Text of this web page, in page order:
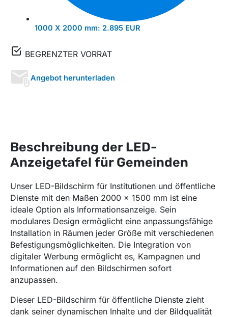
1000 X 2000 mm: 2.895 EUR
BEGRENZTER VORRAT
Angebot herunterladen
Beschreibung der LED-
Anzeigetafel für Gemeinden
Unser LED-Bildschirm für Institutionen und öffentliche
Dienste mit den Maßen 2000 x 1500 mm ist eine
ideale Option als Informationsanzeige. Sein
modulares Design ermöglicht eine anpassungsfähige
Installation in Räumen jeder Größe mit verschiedenen
Befestigungsmöglichkeiten. Die Integration von
digitaler Werbung ermöglicht es, Kampagnen und
Informationen auf den Bildschirmen sofort
anzupassen.
Dieser LED-Bildschirm für öffentliche Dienste zieht
dank seiner dynamischen Inhalte und der Bildqualität